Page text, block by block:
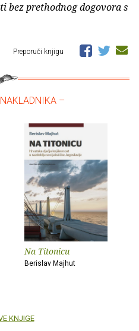
bez prethodnog dogovora s
Preporuči knjigu
–
Na Titonicu
Berislav Majhut
KNJIGE